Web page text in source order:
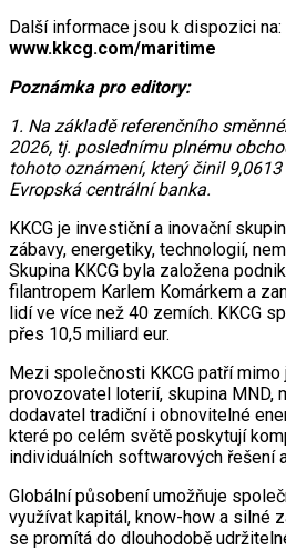
Další informace jsou k dispozici na:
www.kkcg.com/maritime
Poznámka pro editory:
1. Na základě referenčního
2026, tj. poslednímu plnému
tohoto oznámení, který činil 9,0613
Evropská centrální banka.
KKCG je investiční a inovační
zábavy, energetiky, technologií,
Skupina KKCG byla založena
filantropem Karlem Komárkem a
lidí ve více než 40 zemích. KKCG
přes 10,5 miliard eur.
Mezi společnosti KKCG patří mimo
provozovatel loterií, skupina MND,
dodavatel tradiční i obnovitelné
které po celém světě poskytují
individuálních softwarových řešení
Globální působení umožňuje
využívat kapitál, know-how a silné
se promítá do dlouhodobě